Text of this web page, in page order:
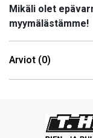
Mikäli olet
myymälästämme!
Arviot (0)